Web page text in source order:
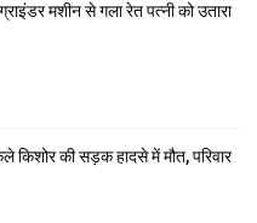
मशीन से गला रेत पत्नी को उतारा
किशोर की सड़क हादसे में मौत, परिवार